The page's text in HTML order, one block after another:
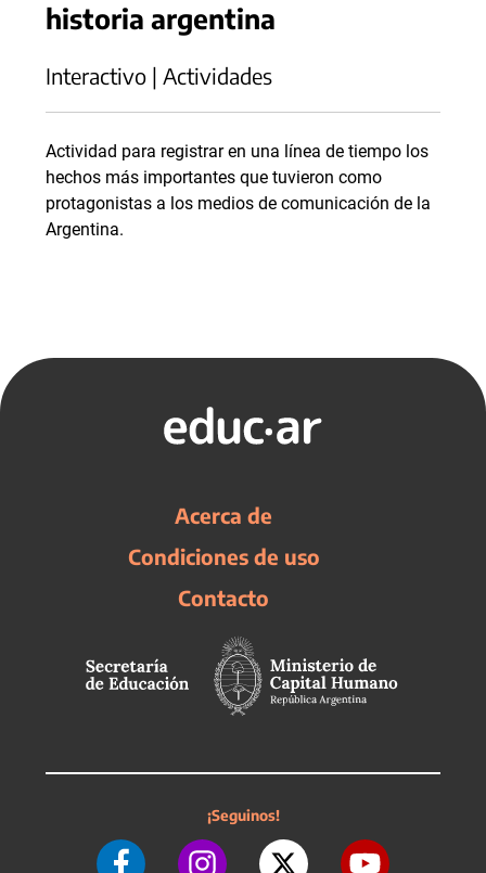
historia argentina
Interactivo | Actividades
Actividad para registrar en una línea de tiempo los
hechos más importantes que tuvieron como
protagonistas a los medios de comunicación de la
Argentina.
Acerca de
Condiciones de uso
Contacto
¡Seguinos!